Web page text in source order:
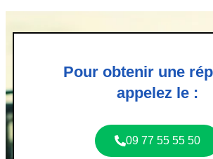
Pour obtenir une
appelez le :
09 77 55 55 50